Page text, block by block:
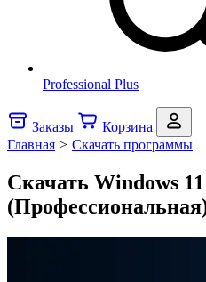
Professional Plus
Заказы
Корзина
Главная > Скачать программы
Скачать Windows